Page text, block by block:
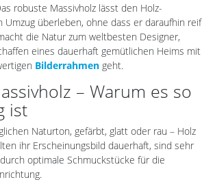
robuste Massivholz lässt den Holz-
Umzug überleben, ohne dass er daraufhin reif
die Natur zum weltbesten Designer,
eines dauerhaft gemütlichen Heims mit
Bilderrahmen geht.
– Warum es so
ist
Naturton, gefärbt, glatt oder rau – Holz
ihr Erscheinungsbild dauerhaft, sind sehr
optimale Schmuckstücke für die